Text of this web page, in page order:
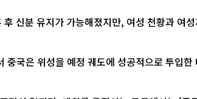
신분 유지가 가능해졌지만, 여성 천황과 여
국은 위성을 예정 궤도에 성공적으로 투입